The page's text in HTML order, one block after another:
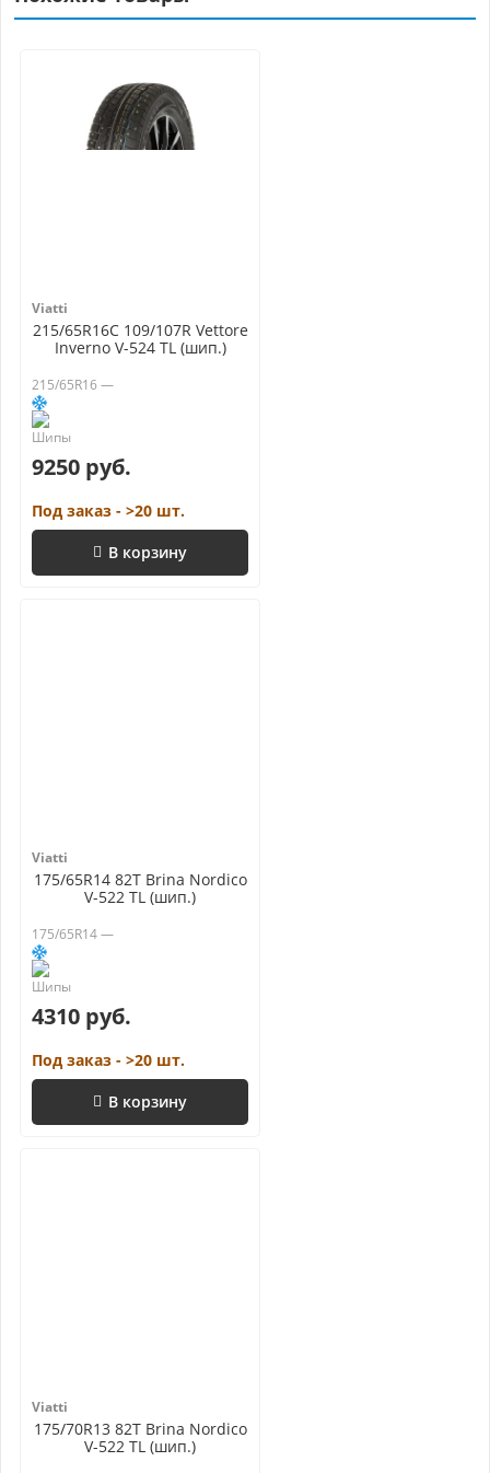
Viatti
215/65R16C 109/107R Vettore
Inverno V-524 TL (шип.)
215/65R16 —
9250 руб.
Под заказ - >20 шт.
В корзину
Viatti
175/65R14 82T Brina Nordico
V-522 TL (шип.)
175/65R14 —
4310 руб.
Под заказ - >20 шт.
В корзину
Viatti
175/70R13 82T Brina Nordico
V-522 TL (шип.)